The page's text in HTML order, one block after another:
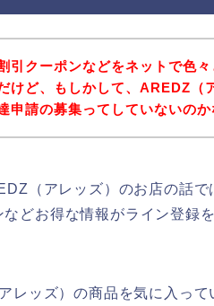
引クーポンなどをネットで色
けど、もしかして、AREDZ（
申請の募集ってしていないのか
（アレッズ）のお店の話
どお得な情報がライン登録
レッズ）の商品を気に入っ